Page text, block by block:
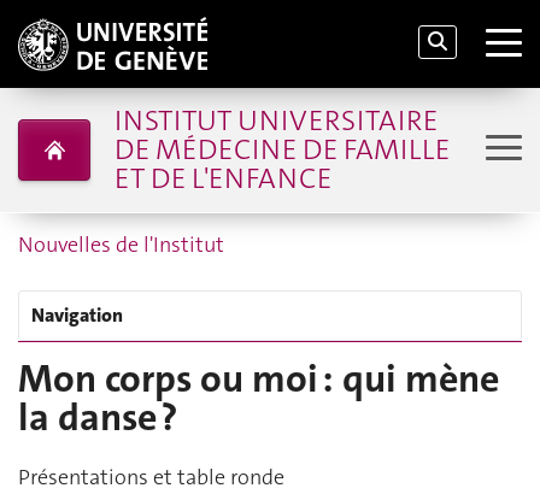
INSTITUT UNIVERSITAIRE
DE MÉDECINE DE FAMILLE
ET DE L'ENFANCE
Nouvelles de l'Institut
Navigation
Mon corps ou moi : qui mène
la danse ?
Présentations et table ronde